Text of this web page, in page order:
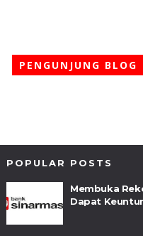
PENGUNJUNG BLOG
POPULAR POSTS
Membuka
Dapat